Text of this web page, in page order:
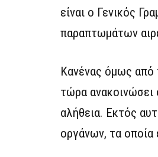
είναι ο Γενικός
παραπτωμάτων
Κανένας όμως από
τώρα ανακοινώσει
αλήθεια. Εκτός
οργάνων, τα